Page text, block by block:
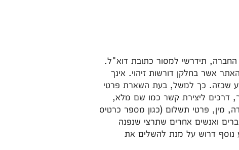
תידרשי למסור כתובת דוא"ל.
אשר בחלקן דורשות זיהוי. אינך
שכזה. כך למשל, בעת השארת פרטי
דרכים ליצירת קשר כמו שם מלא,
מין, פרטי תשלום (כגון מספר כרטיס
ואנשים אחרים שתרצי שנפנה
נוסף דרוש על מנת להשלים את